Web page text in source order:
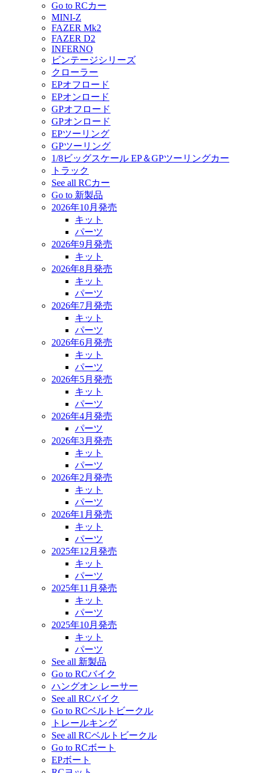
Go to RCカー
MINI-Z
FAZER Mk2
FAZER D2
INFERNO
ビンテージシリーズ
クローラー
EPオフロード
EPオンロード
GPオフロード
GPオンロード
EPツーリング
GPツーリング
1/8ビッグスケール EP＆GPツーリングカー
トラック
See all RCカー
Go to 新製品
2026年10月発売
キット
パーツ
2026年9月発売
キット
2026年8月発売
キット
パーツ
2026年7月発売
キット
パーツ
2026年6月発売
キット
パーツ
2026年5月発売
キット
パーツ
2026年4月発売
パーツ
2026年3月発売
キット
パーツ
2026年2月発売
キット
パーツ
2026年1月発売
キット
パーツ
2025年12月発売
キット
パーツ
2025年11月発売
キット
パーツ
2025年10月発売
キット
パーツ
See all 新製品
Go to RCバイク
ハングオン レーサー
See all RCバイク
Go to RCベルトビークル
トレールキング
See all RCベルトビークル
Go to RCボート
EPボート